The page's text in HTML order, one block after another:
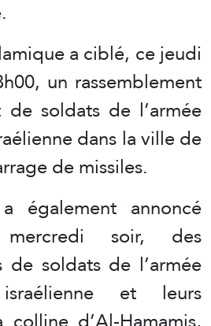
a ciblé, ce jeudi
un rassemblement
soldats de l’armée
dans la ville de
de missiles.
également annoncé
soir, des
de soldats de l’armée
israélienne et leurs